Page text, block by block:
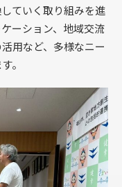
ていく取り組みを進
ーション、地域交流
用など、多様なニー
。